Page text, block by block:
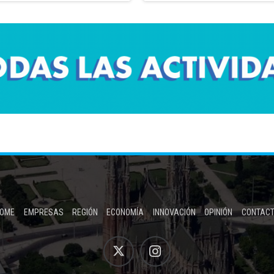
EMPRESAS REGIÓN ECONOMÍA INNOVACIÓN OPINIÓN